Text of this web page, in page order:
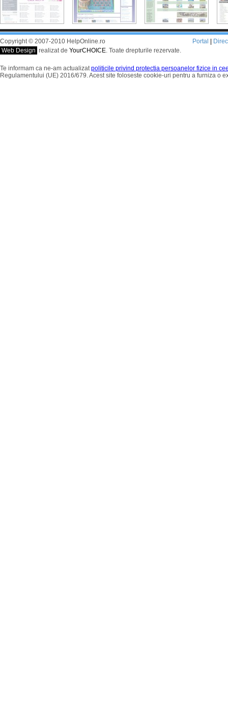
Copyright © 2007-2010 HelpOnline.ro
Web Design realizat de YourCHOICE. Toate drepturile rezervate.
Portal
Te informam ca ne-am actualizatpoliticile privind protectia persoanelor fizice in
Regulamentului (UE) 2016/679. Acest site foloseste cookie-uri pentru a furniza o